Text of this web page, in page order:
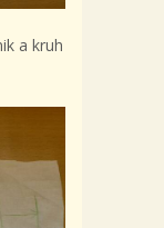
a kruh